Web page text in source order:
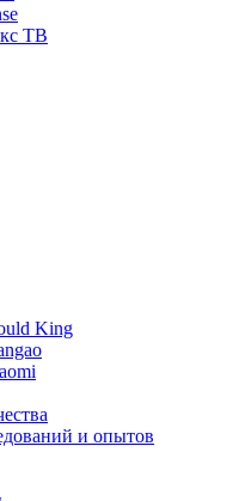
ТВ
King
и опытов